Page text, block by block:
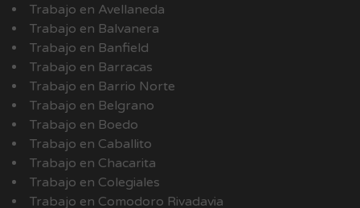
Trabajo en Avellaneda
Trabajo en Balvanera
Trabajo en Banfield
Trabajo en Barracas
Trabajo en Barrio Norte
Trabajo en Belgrano
Trabajo en Boedo
Trabajo en Caballito
Trabajo en Chacarita
Trabajo en Colegiales
Trabajo en Comodoro Rivadavia